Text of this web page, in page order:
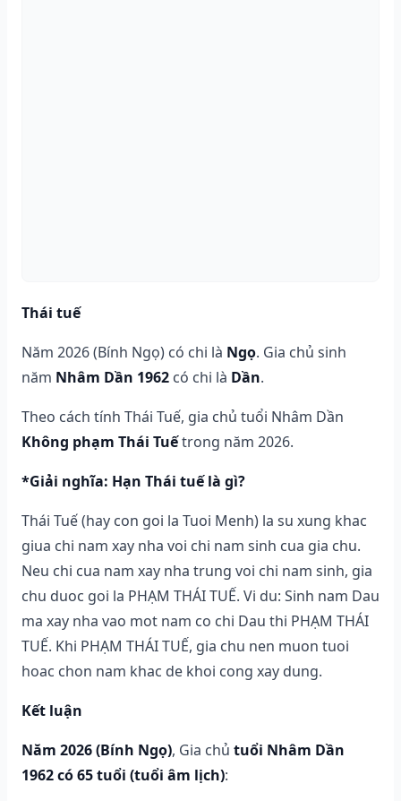
Thái tuế
Năm 2026 (Bính Ngọ) có chi là Ngọ. Gia chủ sinh
năm Nhâm Dần 1962 có chi là Dần.
Theo cách tính Thái Tuế, gia chủ tuổi Nhâm Dần
Không phạm Thái Tuếtrong năm 2026.
*Giải nghĩa: Hạn Thái tuế là gì?
Thái Tuế (hay con goi la Tuoi Menh) la su xung khac
giua chi nam xay nha voi chi nam sinh cua gia chu.
Neu chi cua nam xay nha trung voi chi nam sinh, gia
chu duoc goi la PHẠM THÁI TUẾ. Vi du: Sinh nam Dau
ma xay nha vao mot nam co chi Dau thi PHẠM THÁI
TUẾ. Khi PHẠM THÁI TUẾ, gia chu nen muon tuoi
hoac chon nam khac de khoi cong xay dung.
Kết luận
Năm 2026 (Bính Ngọ), Gia chủ tuổi Nhâm Dần
1962 có 65 tuổi (tuổi âm lịch):